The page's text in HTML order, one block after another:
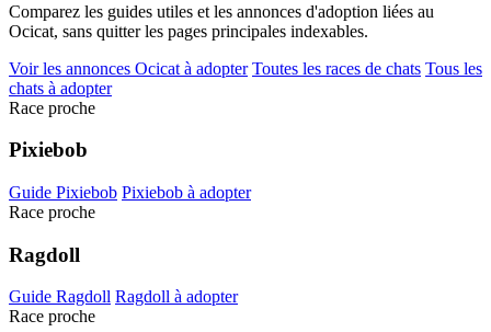
Comparez les guides utiles et les annonces d'adoption liées au
Ocicat, sans quitter les pages principales indexables.
Voir les annonces Ocicat à adopter Toutes les races de chats Tous les
chats à adopter
Race proche
Pixiebob
Guide Pixiebob Pixiebob à adopter
Race proche
Ragdoll
Guide Ragdoll Ragdoll à adopter
Race proche